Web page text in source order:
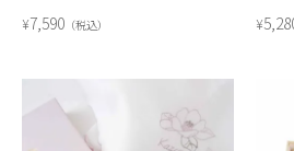
¥7,590 税込 ¥